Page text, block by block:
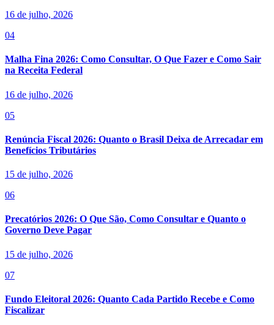
16 de julho, 2026
04
Malha Fina 2026: Como Consultar, O Que Fazer e Como Sair
na Receita Federal
16 de julho, 2026
05
Renúncia Fiscal 2026: Quanto o Brasil Deixa de Arrecadar em
Benefícios Tributários
15 de julho, 2026
06
Precatórios 2026: O Que São, Como Consultar e Quanto o
Governo Deve Pagar
15 de julho, 2026
07
Fundo Eleitoral 2026: Quanto Cada Partido Recebe e Como
Fiscalizar